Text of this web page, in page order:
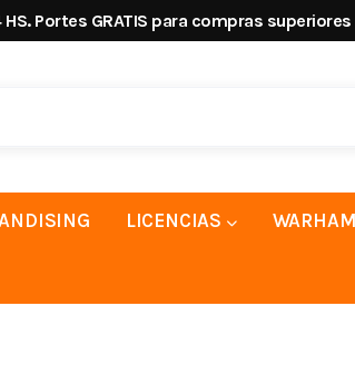
HS. Portes GRATIS para compras
LICENCIAS